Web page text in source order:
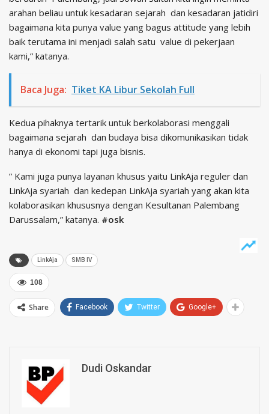
arahan beliau untuk kesadaran sejarah dan kesadaran jatidiri
bagaimana kita punya value yang bagus attitude yang lebih
baik terutama ini menjadi salah satu value di pekerjaan
kami,” katanya.
Baca Juga: Tiket KA Libur Sekolah Full
Kedua pihaknya tertarik untuk berkolaborasi menggali
bagaimana sejarah dan budaya bisa dikomunikasikan tidak
hanya di ekonomi tapi juga bisnis.
” Kami juga punya layanan khusus yaitu LinkAja reguler dan
LinkAja syariah dan kedepan LinkAja syariah yang akan kita
kolaborasikan khususnya dengan Kesultanan Palembang
Darussalam,” katanya. #osk
LinkAja SMB IV
108
Share Facebook Twitter Google+
Dudi Oskandar